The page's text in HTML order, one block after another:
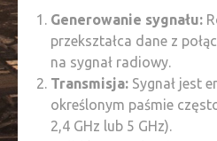
Generowanie sygnału:
przekształca dane z
na sygnał radiowy.
Transmisja: Sygnał jest
określonym paśmie
2,4 GHz lub 5 GHz).